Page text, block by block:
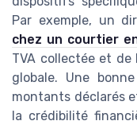
Par exemple, un
chez un courtier
TVA collectée et
globale. Une
montants déclarés
la crédibilité